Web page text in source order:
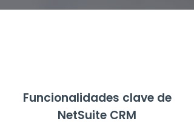
Funcionalidades clave de
NetSuite CRM